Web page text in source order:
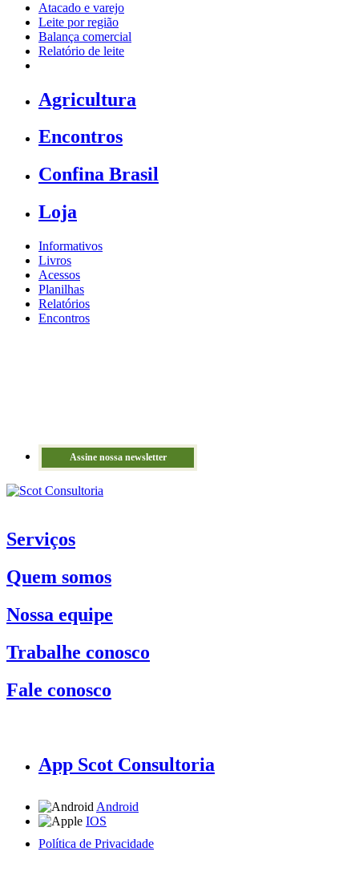
Atacado e varejo
Leite por região
Balança comercial
Relatório de leite
Agricultura
Encontros
Confina Brasil
Loja
Informativos
Livros
Acessos
Planilhas
Relatórios
Encontros
Assine nossa newsletter
Serviços
Quem somos
Nossa equipe
Trabalhe conosco
Fale conosco
App Scot Consultoria
Android
IOS
Política de Privacidade